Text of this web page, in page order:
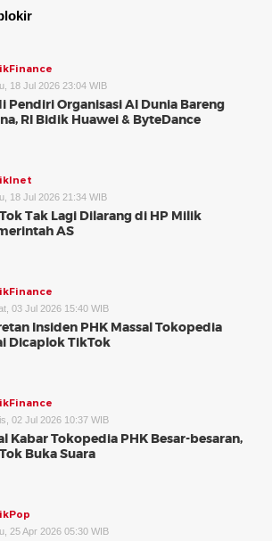
18 Jul 2026 23:04 WIB
Pendiri Organisasi AI Dunia Bareng
RI Bidik Huawei & ByteDance
18 Jul 2026 21:34 WIB
Tak Lagi Dilarang di HP Milik
AS
03 Jul 2026 15:40 WIB
Insiden PHK Massal Tokopedia
Dicaplok TikTok
02 Jul 2026 10:37 WIB
Kabar Tokopedia PHK Besar-besaran,
Buka Suara
25 Apr 2026 05:30 WIB